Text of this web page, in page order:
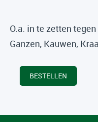
O.a. in te zetten
Ganzen, Kauwen,
BESTELLEN